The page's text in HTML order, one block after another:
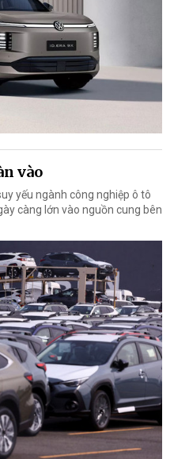
vào
yếu ngành công nghiệp ô tô
càng lớn vào nguồn cung bên